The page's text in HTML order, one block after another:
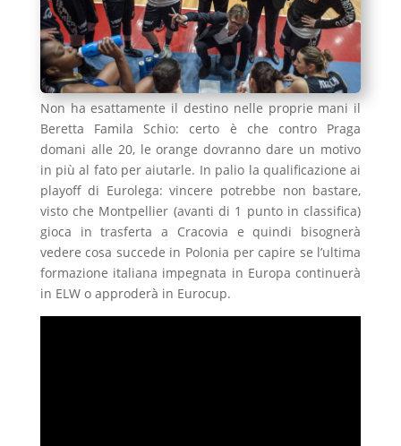
Non ha esattamente il destino nelle proprie mani il
Beretta Famila Schio: certo è che contro Praga
domani alle 20, le orange dovranno dare un motivo
in più al fato per aiutarle. In palio la qualificazione ai
playoff di Eurolega: vincere potrebbe non bastare,
visto che Montpellier (avanti di 1 punto in classifica)
gioca in trasferta a Cracovia e quindi bisognerà
vedere cosa succede in Polonia per capire se l’ultima
formazione italiana impegnata in Europa continuerà
in ELW o approderà in Eurocup.